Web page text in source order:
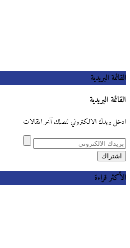
القائمة البريدية
القائمة البريدية
ادخل بريدك الالكتروني لتصلك آخر المقالات
الأكثر قراءة